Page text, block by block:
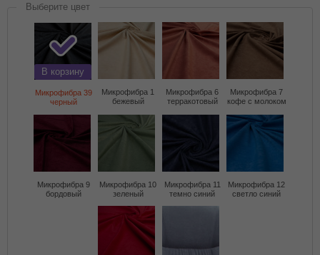
Выберите цвет
В корзину
Микрофибра 39
черный
Микрофибра 1
бежевый
Микрофибра 6
терракотовый
Микрофибра 7
кофе с молоком
Микрофибра 9
бордовый
Микрофибра 10
зеленый
Микрофибра 11
темно синий
Микрофибра 12
светло синий